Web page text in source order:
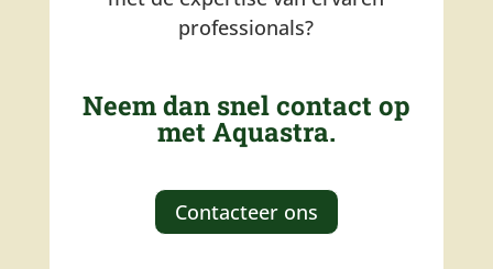
professionals?
Neem dan snel contact op
met Aquastra.
Contacteer ons